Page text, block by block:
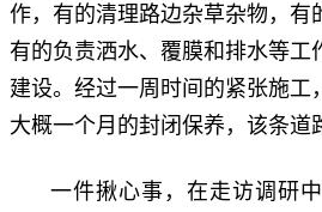
作，有的清理路边杂草杂物，有
有的负责洒水、覆膜和排水等工
建设。经过一周时间的紧张施工
大概一个月的封闭保养，该条道
一件揪心事，在走访调研